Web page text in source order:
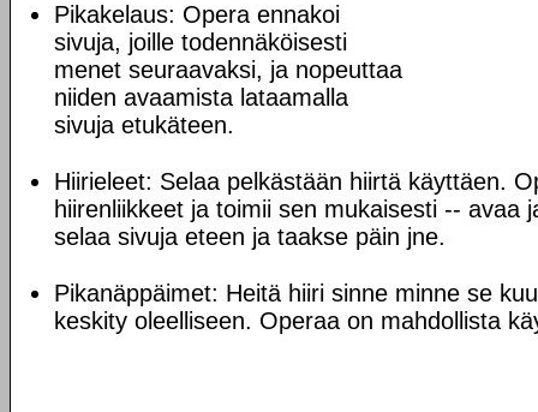
Pikakelaus: Opera ennakoi
sivuja, joille todennäköisesti
menet seuraavaksi, ja nopeuttaa
niiden avaamista lataamalla
sivuja etukäteen.
Hiirieleet: Selaa pelkästään hiirtä käyttäen.
hiirenliikkeet ja toimii sen mukaisesti -- avaa
selaa sivuja eteen ja taakse päin jne.
Pikanäppäimet: Heitä hiiri sinne minne se
keskity oleelliseen. Operaa on mahdollista